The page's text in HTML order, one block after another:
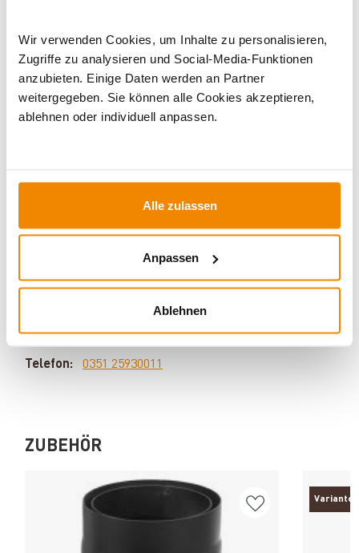
Wir verwenden Cookies, um Inhalte zu personalisieren,
Zugriffe zu analysieren und Social-Media-Funktionen
anzubieten. Einige Daten werden an Partner
weitergegeben. Sie können alle Cookies akzeptieren,
ablehnen oder individuell anpassen.
Alle zulassen
Anpassen
Ablehnen
Ihr Berater zum Thema Öfen und
Kamine:
Silvio Wirth berät Sie gern rund um das Thema
Kaminöfen. Keine Frage bleibt unbeantwortet, kein
Problem ungelöst. Haben Sie Fragen zu unseren
Telefon:
0351 25930011
ZUBEHÖR
Varianten